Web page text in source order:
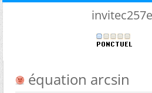
équation arcsin